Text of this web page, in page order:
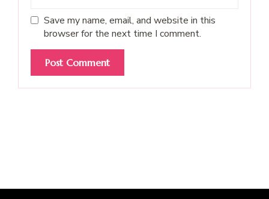
Save my name, email, and website in this
browser for the next time I comment.